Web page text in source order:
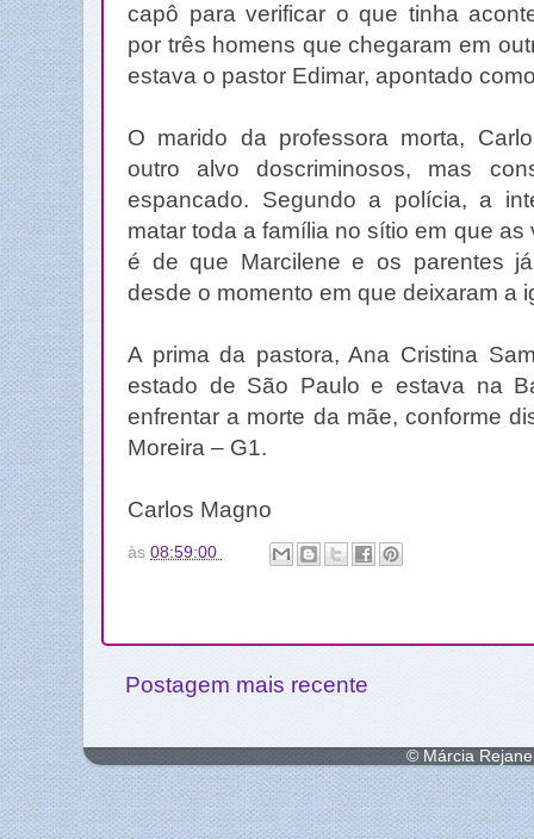
capô para verificar o que tinha
por três homens que chegaram em
estava o pastor Edimar, apontado
O marido da professora morta,
outro alvo doscriminosos, mas
espancado. Segundo a polícia, a
matar toda a família no sítio em que
é de que Marcilene e os parentes
desde o momento em que deixaram a
A prima da pastora, Ana Cristina
estado de São Paulo e estava na
enfrentar a morte da mãe, conforme
Moreira – G1.
Carlos Magno
às 08:59:00
Postagem mais recente
© Márcia